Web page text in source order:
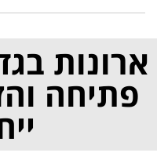
ארונות
פתיחה